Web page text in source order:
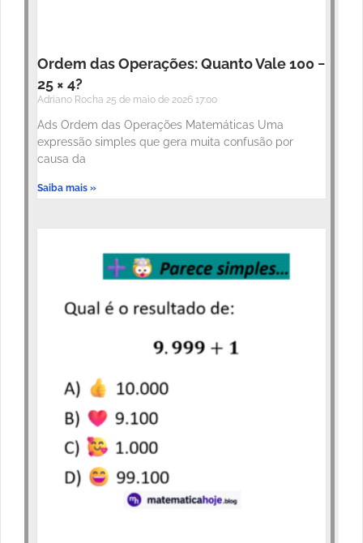
Ordem das Operações: Quanto Vale 100 −
25 × 4?
Adriano Rocha 25 de maio de 2026 17:00
Ads Ordem das Operações Matemáticas Uma
expressão simples que gera muita confusão por
causa da
Saiba mais »